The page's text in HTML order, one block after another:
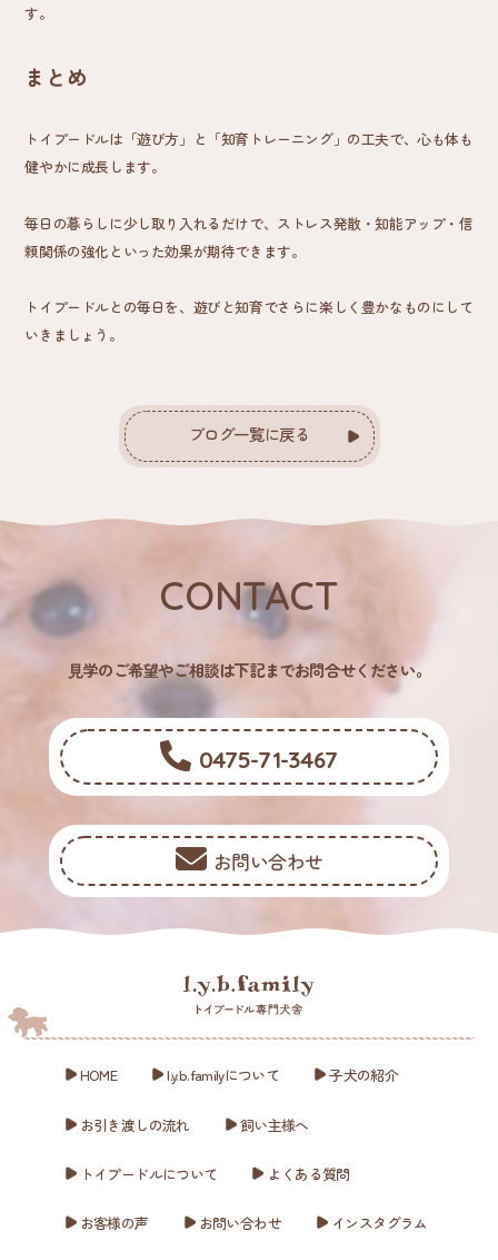
す。
まとめ
トイプードルは「遊び方」と「知育トレーニング」の工夫で、心も体も
健やかに成長します。
毎日の暮らしに少し取り入れるだけで、ストレス発散・知能アップ・信
頼関係の強化といった効果が期待できます。
トイプードルとの毎日を、遊びと知育でさらに楽しく豊かなものにして
いきましょう。
ブログ一覧に戻る
CONTACT
⾒学のご希望やご相談は下記までお問合せください。
0475-71-3467
お問い合わせ
HOME l.y.b.familyについて 子犬の紹介
お引き渡しの流れ 飼い主様へ
トイプードルについて よくある質問
お客様の声 お問い合わせ インスタグラム